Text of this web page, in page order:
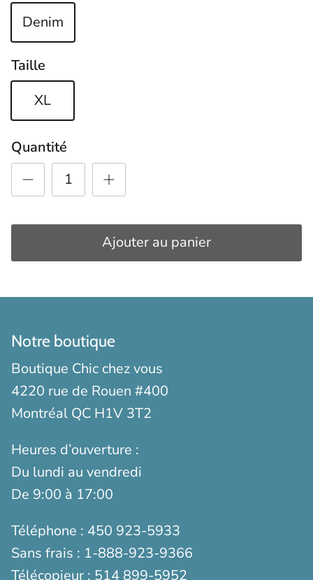
Denim
Taille
XL
Quantité
Ajouter au panier
Notre boutique
Boutique Chic chez vous
4220 rue de Rouen #400
Montréal QC H1V 3T2
Heures d’ouverture :
Du lundi au vendredi
De 9:00 à 17:00
Téléphone : 450 923-5933
Sans frais : 1-888-923-9366
Télécopieur : 514 899-5952